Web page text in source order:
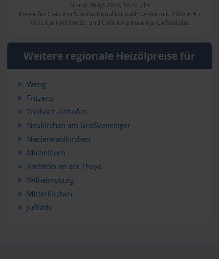
Stand: 06.08.2026, 16:22 Uhr
Preise für Heizöl in Standardqualität nach Ö-Norm C 1109 in € /
100 Liter inkl. MwSt. und Lieferung bei einer Lieferstelle.
Weitere regionale Heizölpreise für
Weng
Fritzens
Treibach-Althofen
Neukirchen am Großvenediger
Niederwaldkirchen
Michelbach
Karlstein an der Thaya
Wilhelmsburg
Mitterkirchen
Julbach